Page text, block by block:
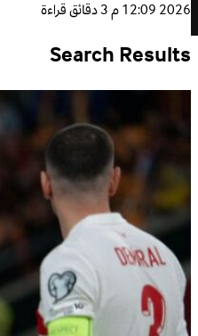
2026 12:09 م
3 دقائق قراءة
Search Results